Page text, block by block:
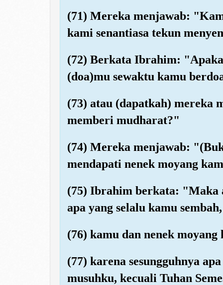
(71) Mereka menjawab:
kami senantiasa tekun
(72) Berkata Ibrahim:
(doa)mu sewaktu kamu
(73) atau (dapatkah) mereka
memberi mudharat?"
(74) Mereka menjawab:
mendapati nenek moyang
(75) Ibrahim berkata: "Maka
apa yang selalu kamu sembah,
(76) kamu dan nenek
(77) karena sesungguhnya
musuhku, kecuali Tuhan